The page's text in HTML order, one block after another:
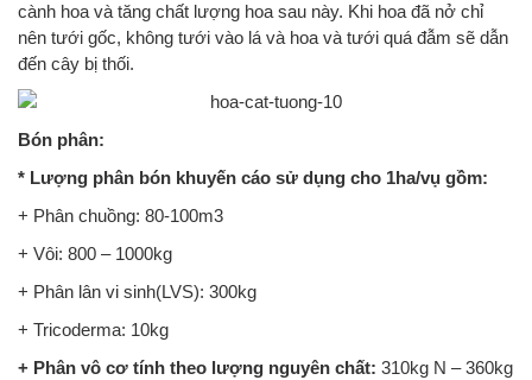
cành hoa và tăng chất lượng hoa sau này. Khi hoa đã nở chỉ
nên tưới gốc, không tưới vào lá và hoa và tưới quá đẫm sẽ dẫn
đến cây bị thối.
Bón phân:
* Lượng phân bón khuyến cáo sử dụng cho 1ha/vụ gồm:
+ Phân chuồng: 80-100m3
+ Vôi: 800 – 1000kg
+ Phân lân vi sinh(LVS): 300kg
+ Tricoderma: 10kg
+ Phân vô cơ tính theo lượng nguyên chất: 310kg N – 360kg